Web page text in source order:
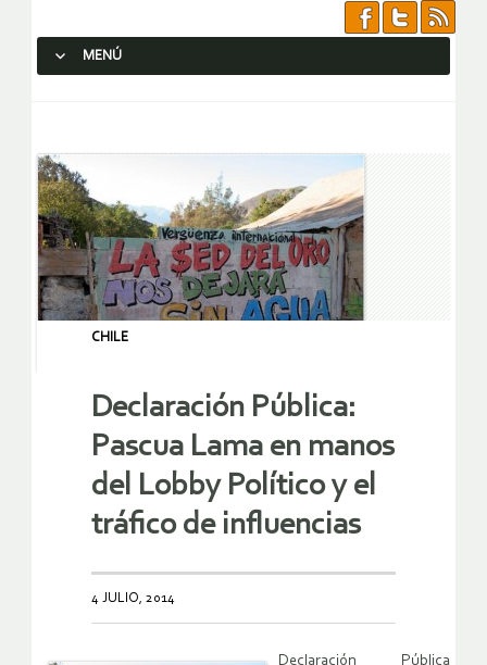
MENÚ
CHILE
Declaración Pública:
Pascua Lama en manos
del Lobby Político y el
tráfico de influencias
4 JULIO, 2014
Declaración Pública